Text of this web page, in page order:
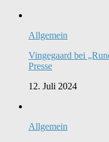
Allgemein
Vingegaard bei
Presse
12. Juli 2024
Allgemein